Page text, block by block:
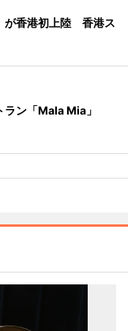
が香港初上陸 香港ス
ラン「Mala Mia」